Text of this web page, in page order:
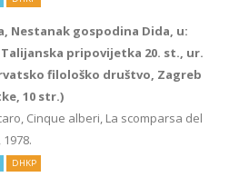
Nestanak gospodina Dida, u:
pripovijetka 20. st., ur.
filološko društvo, Zagreb
10 str.)
Cinque alberi, La scomparsa del
DHKP